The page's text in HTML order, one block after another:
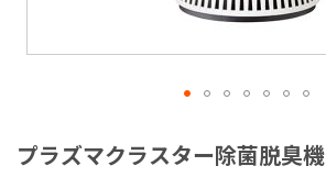
プラズマクラスター除菌脱臭機
メ
ー